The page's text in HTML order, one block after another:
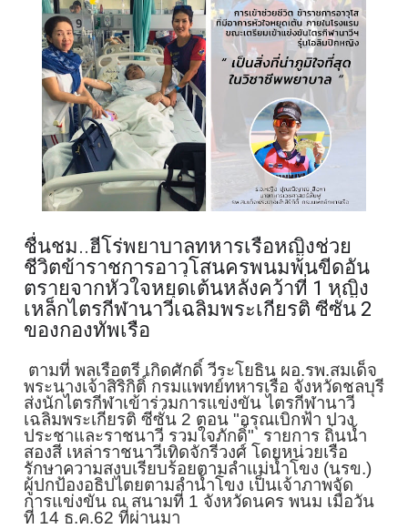
ชื่นชม..ฮีโร่พยาบาลทหารเรือหญิงช่วย
ชีวิตข้าราชการอาวุโสนครพนมพ้นขีดอัน
ตรายจากหัวใจหยุดเต้นหลังคว้าที่ 1 หญิง
เหล็กไตรกีฬานาวีเฉลิมพระเกียรติ ซีซั่น 2
ของกองทัพเรือ
ตามที่ พลเรือตรี เกิดศักดิ์ วีระโยธิน ผอ.รพ.สมเด็จ
พระนางเจ้าสิริกิติ์ กรมแพทย์ทหารเรือ จังหวัดชลบุรี
ส่งนักไตรกีฬาเข้าร่วมการแข่งขัน ไตรกีฬานาวี
เฉลิมพระเกียรติ ซีซั่น 2 ตอน "อรุณเบิกฟ้า ปวง
ประชาและราชนาวี รวมใจภักดิ์" รายการ ถิ่นน้ำ
สองสี เหล่าราชนาวีเทิดจักรีวงศ์ โดยหน่วยเรือ
รักษาความสงบเรียบร้อยตามลำแม่น้ำโขง (นรข.)
ผู้ปกป้องอธิปไตยตามลำน้ำโขง เป็นเจ้าภาพจัด
การแข่งขัน ณ สนามที่ 1 จังหวัดนคร พนม เมื่อวัน
ที่ 14 ธ.ค.62 ที่ผ่านมา